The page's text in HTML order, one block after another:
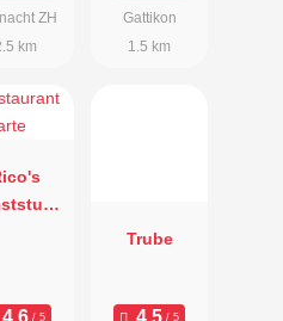
ZH
km
Gattikon
1.5 km
Trube